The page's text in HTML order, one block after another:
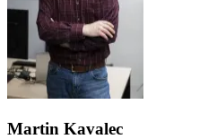
Martin Kavalec